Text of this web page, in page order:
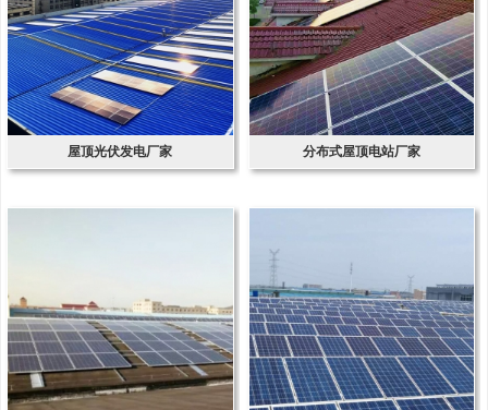
屋顶光伏发电厂家 分布式屋顶电站厂家